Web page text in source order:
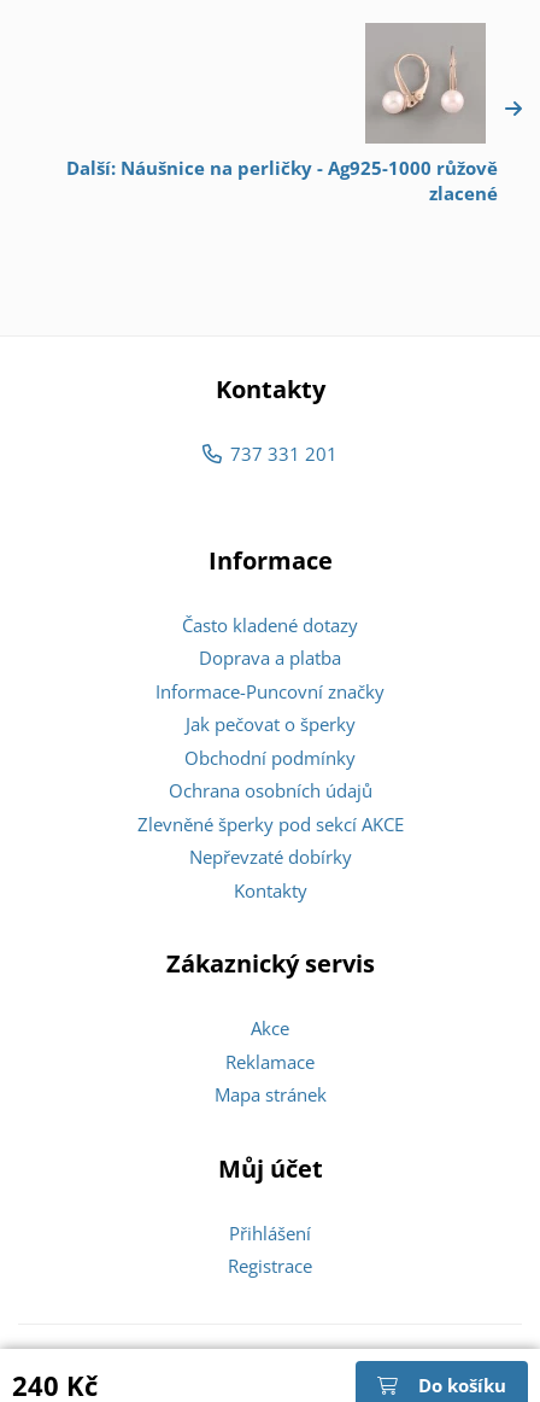
240 Kč Do košíku
Další: Náušnice na perličky - Ag925-1000 růžově
zlacené
Kontakty
737 331 201
Informace
Často kladené dotazy
Doprava a platba
Informace-Puncovní značky
Jak pečovat o šperky
Obchodní podmínky
Ochrana osobních údajů
Zlevněné šperky pod sekcí AKCE
Nepřevzaté dobírky
Kontakty
Zákaznický servis
Akce
Reklamace
Mapa stránek
Můj účet
Přihlášení
Registrace